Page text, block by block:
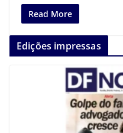
Read More
Edições impressas